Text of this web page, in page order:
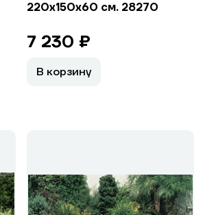
220х150х60 см. 28270
7 230 ₽
В корзину